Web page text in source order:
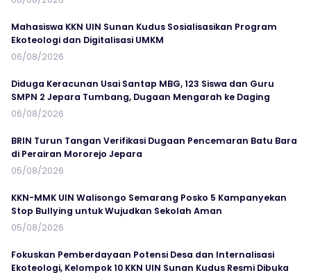
Mahasiswa KKN UIN Sunan Kudus Sosialisasikan Program
Ekoteologi dan Digitalisasi UMKM
06/08/2026
Diduga Keracunan Usai Santap MBG, 123 Siswa dan Guru
SMPN 2 Jepara Tumbang, Dugaan Mengarah ke Daging
06/08/2026
BRIN Turun Tangan Verifikasi Dugaan Pencemaran Batu Bara
di Perairan Mororejo Jepara
05/08/2026
KKN-MMK UIN Walisongo Semarang Posko 5 Kampanyekan
Stop Bullying untuk Wujudkan Sekolah Aman
05/08/2026
Fokuskan Pemberdayaan Potensi Desa dan Internalisasi
Ekoteologi, Kelompok 10 KKN UIN Sunan Kudus Resmi Dibuka